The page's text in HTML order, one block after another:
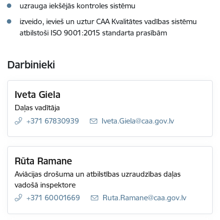
uzrauga iekšējās kontroles sistēmu
izveido, ievieš un uztur CAA Kvalitātes vadības sistēmu
atbilstoši ISO 9001:2015 standarta prasībām
Darbinieki
Iveta Giela
Daļas vadītāja
+371 67830939
E-pasts:
Iveta.Giela@caa.gov.lv
Rūta Ramane
Aviācijas drošuma un atbilstības uzraudzības daļas
vadošā inspektore
+371 60001669
E-pasts:
Ruta.Ramane@caa.gov.lv